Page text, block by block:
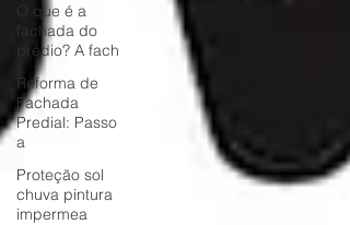
O que é a
fachada do
prédio? A fach
Reforma de
Fachada
Predial: Passo
a
Proteção sol
chuva pintura
impermea